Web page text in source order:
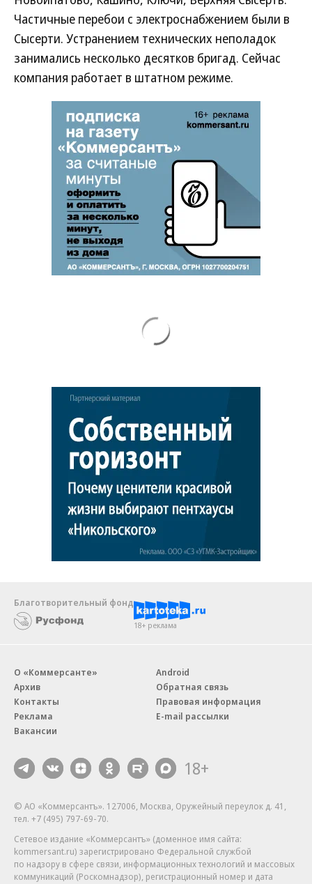
Частичные перебои с электроснабжением были в
Сысерти. Устранением технических неполадок
занимались несколько десятков бригад. Сейчас
компания работает в штатном режиме.
Благотворительный фонд
18+ реклама
О «Коммерсанте»
Архив
Контакты
Реклама
Вакансии
Android
Обратная связь
Правовая информация
E-mail рассылки
18+
© АО «Коммерсантъ». 127006, Москва, Оружейный переулок д. 41,
тел. +7 (495) 797-69-70.
Сетевое издание «Коммерсантъ» (доменное имя сайта:
kommersant.ru) зарегистрировано Федеральной службой
по надзору в сфере связи, информационных технологий и массовых
коммуникаций (Роскомнадзор), регистрационный номер и дата